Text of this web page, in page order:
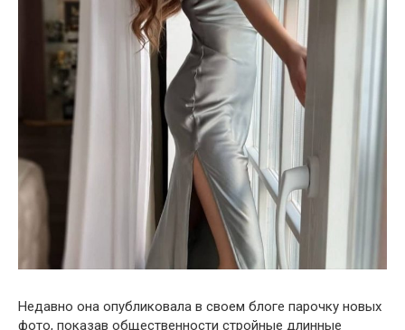
Недавно она опубликовала в своем блоге парочку новых
фото, показав общественности стройные длинные